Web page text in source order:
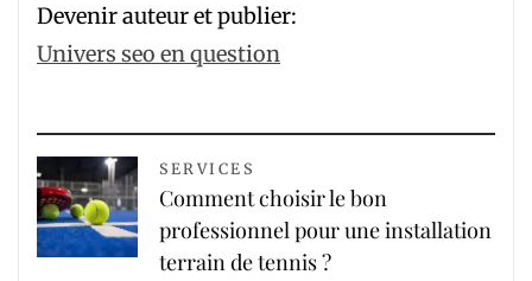
Devenir auteur et publier:
Univers seo en question
SERVICES
Comment choisir le bon
professionnel pour une installation
terrain de tennis ?